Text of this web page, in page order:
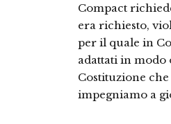
Compact
era richiesto,
per il quale in
adattati in modo
Costituzione
impegniamo a